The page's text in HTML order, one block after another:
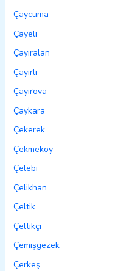
Çaycuma
Çayeli
Çayıralan
Çayırlı
Çayırova
Çaykara
Çekerek
Çekmeköy
Çelebi
Çelikhan
Çeltik
Çeltikçi
Çemişgezek
Çerkeş